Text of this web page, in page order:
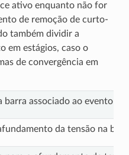
ativo enquanto não for
de remoção de curto-
também dividir a
em estágios, caso o
de convergência em
barra associado ao evento
da tensão na